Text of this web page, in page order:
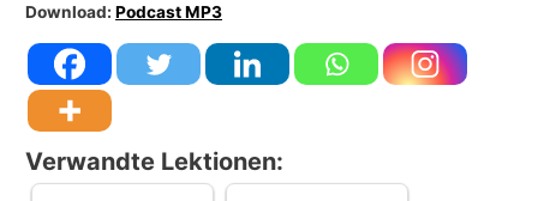
Download:Podcast MP3
Verwandte Lektionen: